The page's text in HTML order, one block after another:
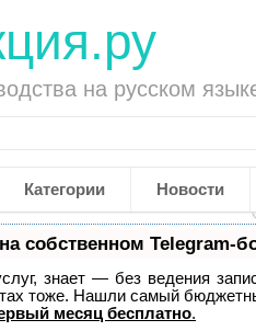
на русском
Категории Новости
собственном Telegram-
знает — без ведения
тоже. Нашли самый
месяц бесплатно.